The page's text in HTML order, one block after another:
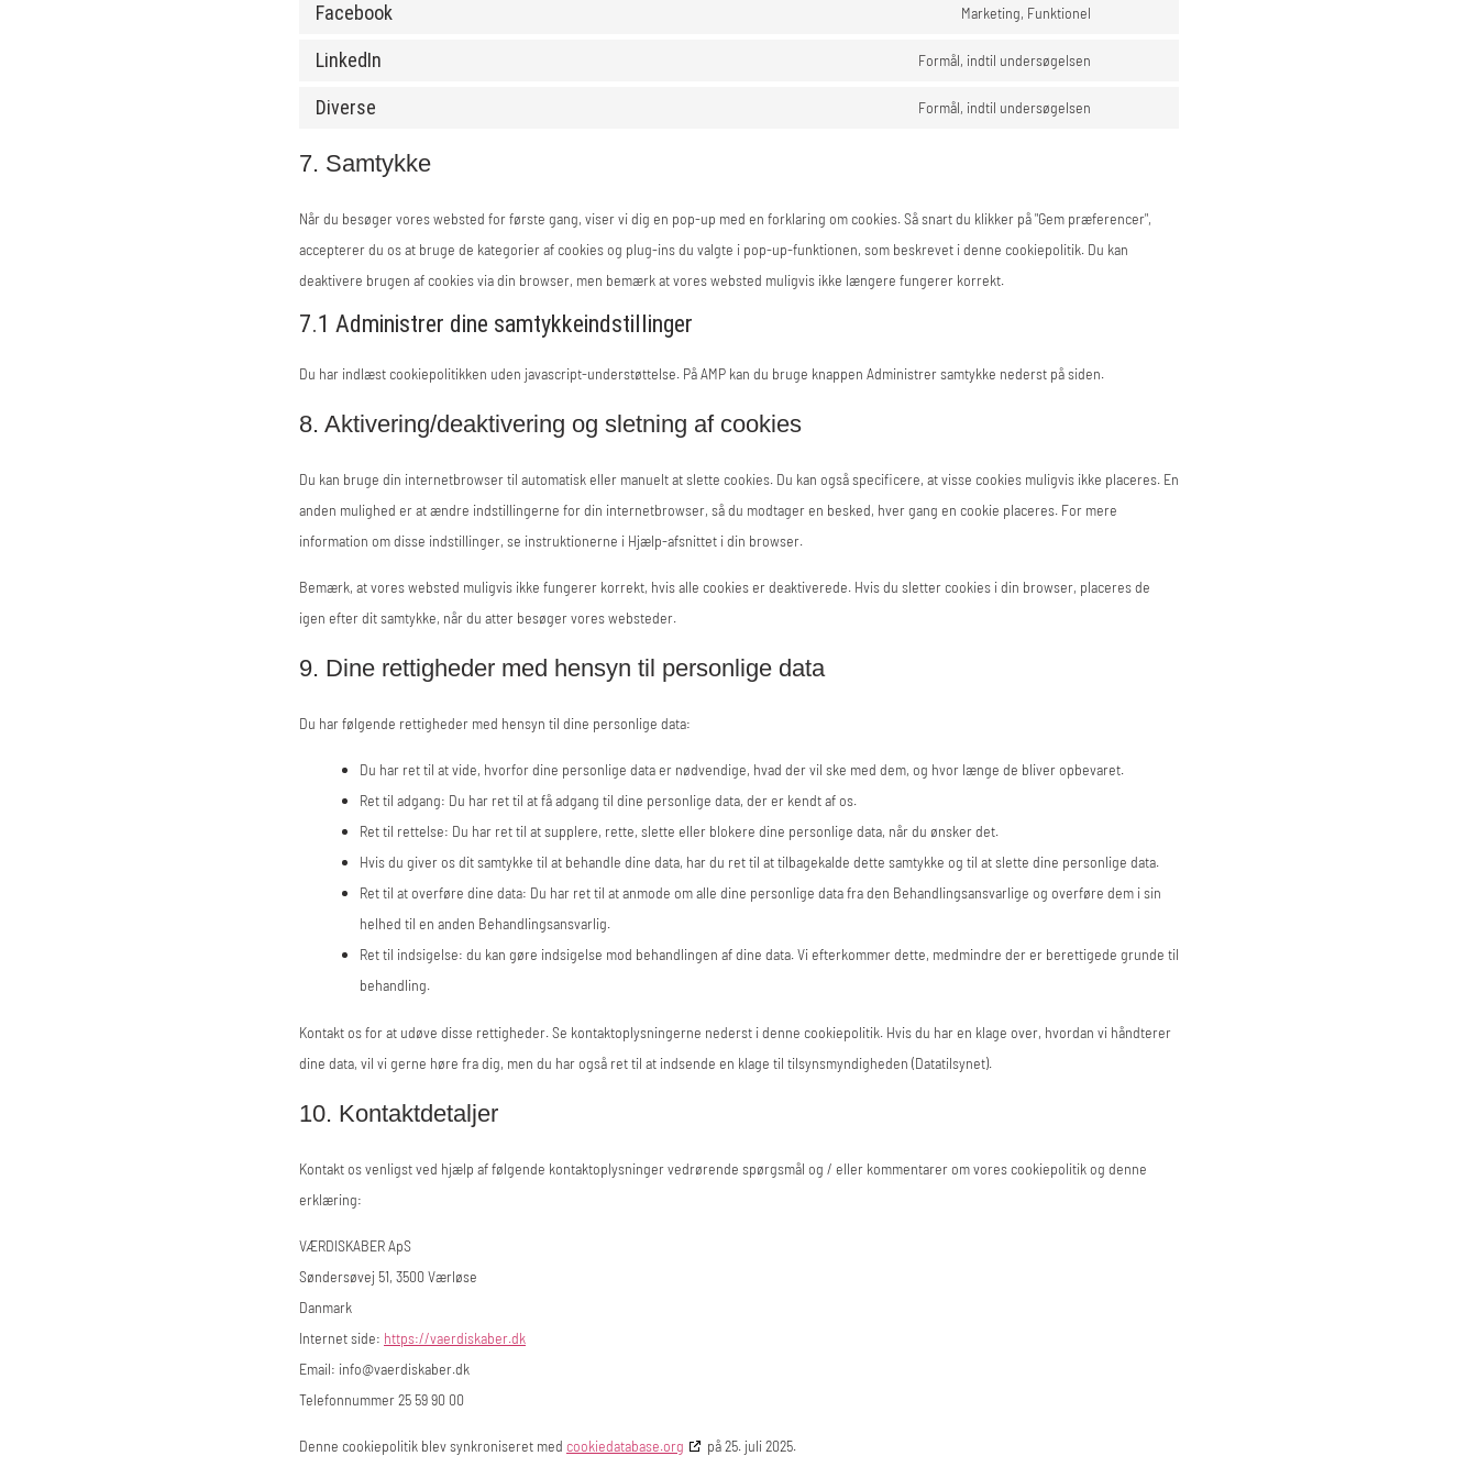
Facebook Marketing, Funktionel
LinkedIn Formål, indtil undersøgelsen
Diverse Formål, indtil undersøgelsen
7. Samtykke
Når du besøger vores websted for første gang, viser vi dig en pop-up med en forklaring om cookies. Så snart du klikker på "Gem præferencer",
accepterer du os at bruge de kategorier af cookies og plug-ins du valgte i pop-up-funktionen, som beskrevet i denne cookiepolitik. Du kan
deaktivere brugen af ​​cookies via din browser, men bemærk at vores websted muligvis ikke længere fungerer korrekt.
7.1 Administrer dine samtykkeindstillinger
Du har indlæst cookiepolitikken uden javascript-understøttelse. På AMP kan du bruge knappen Administrer samtykke nederst på siden.
8. Aktivering/deaktivering og sletning af cookies
Du kan bruge din internetbrowser til automatisk eller manuelt at slette cookies. Du kan også specificere, at visse cookies muligvis ikke placeres. En
anden mulighed er at ændre indstillingerne for din internetbrowser, så du modtager en besked, hver gang en cookie placeres. For mere
information om disse indstillinger, se instruktionerne i Hjælp-afsnittet i din browser.
Bemærk, at vores websted muligvis ikke fungerer korrekt, hvis alle cookies er deaktiverede. Hvis du sletter cookies i din browser, placeres de
igen efter dit samtykke, når du atter besøger vores websteder.
9. Dine rettigheder med hensyn til personlige data
Du har følgende rettigheder med hensyn til dine personlige data:
Du har ret til at vide, hvorfor dine personlige data er nødvendige, hvad der vil ske med dem, og hvor længe de bliver opbevaret.
Ret til adgang: Du har ret til at få adgang til dine personlige data, der er kendt af os.
Ret til rettelse: Du har ret til at supplere, rette, slette eller blokere dine personlige data, når du ønsker det.
Hvis du giver os dit samtykke til at behandle dine data, har du ret til at tilbagekalde dette samtykke og til at slette dine personlige data.
Ret til at overføre dine data: Du har ret til at anmode om alle dine personlige data fra den Behandlingsansvarlige og overføre dem i sin
helhed til en anden Behandlingsansvarlig.
Ret til indsigelse: du kan gøre indsigelse mod behandlingen af ​​dine data. Vi efterkommer dette, medmindre der er berettigede grunde til
behandling.
Kontakt os for at udøve disse rettigheder. Se kontaktoplysningerne nederst i denne cookiepolitik. Hvis du har en klage over, hvordan vi håndterer
dine data, vil vi gerne høre fra dig, men du har også ret til at indsende en klage til tilsynsmyndigheden (Datatilsynet).
10. Kontaktdetaljer
Kontakt os venligst ved hjælp af følgende kontaktoplysninger vedrørende spørgsmål og / eller kommentarer om vores cookiepolitik og denne
erklæring:
VÆRDISKABER ApS
Søndersøvej 51, 3500 Værløse
Danmark
Internet side: https://vaerdiskaber.dk
Email: info@vaerdiskaber.dk
Telefonnummer 25 59 90 00
Denne cookiepolitik blev synkroniseret med cookiedatabase.org på 25. juli 2025.